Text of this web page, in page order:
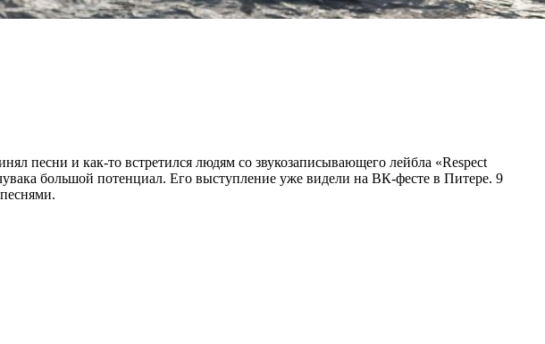
песни и как-то встретился людям со звукозаписывающего лейбла «Respect
большой потенциал. Его выступление уже видели на ВК-фесте в Питере. 9